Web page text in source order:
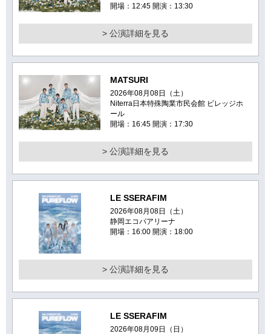
開場：12:45 開演：13:30
> 公演詳細を見る
MATSURI
2026年08月08日（土）
Niterra日本特殊陶業市民会館 ビレッジホ
ール
開場：16:45 開演：17:30
> 公演詳細を見る
LE SSERAFIM
2026年08月08日（土）
静岡エコパアリーナ
開場：16:00 開演：18:00
> 公演詳細を見る
LE SSERAFIM
2026年08月09日（日）